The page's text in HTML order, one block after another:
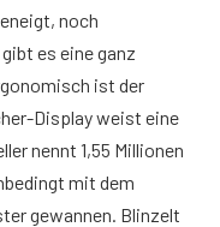
noch
es eine ganz
ist der
Display weist eine
nennt 1,55 Millionen
mit dem
gewannen. Blinzelt